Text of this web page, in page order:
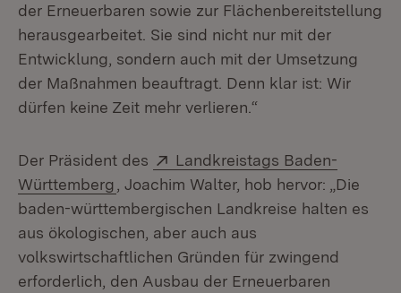
der Erneuerbaren sowie zur Flächenbereitstellung
herausgearbeitet. Sie sind nicht nur mit der
Entwicklung, sondern auch mit der Umsetzung
der Maßnahmen beauftragt. Denn klar ist: Wir
dürfen keine Zeit mehr verlieren.“
Der Präsident des Extern:
Landkreistags Baden-
Württemberg (Öffnet in neuem Fenster)
, Joachim Walter, hob hervor: „Die
baden-württembergischen Landkreise halten es
aus ökologischen, aber auch aus
volkswirtschaftlichen Gründen für zwingend
erforderlich, den Ausbau der Erneuerbaren